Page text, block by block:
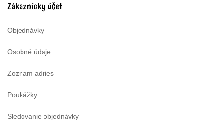
Zákaznícky účet
Objednávky
Osobné údaje
Zoznam adries
Poukážky
Sledovanie objednávky